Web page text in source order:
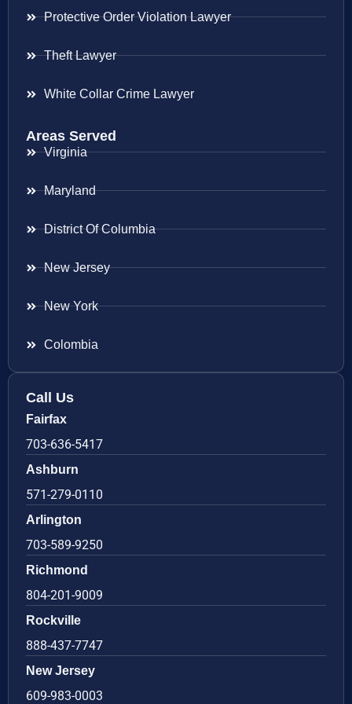
Protective Order Violation Lawyer
Theft Lawyer
White Collar Crime Lawyer
Areas Served
Virginia
Maryland
District Of Columbia
New Jersey
New York
Colombia
Call Us
Fairfax
703-636-5417
Ashburn
571-279-0110
Arlington
703-589-9250
Richmond
804-201-9009
Rockville
888-437-7747
New Jersey
609-983-0003